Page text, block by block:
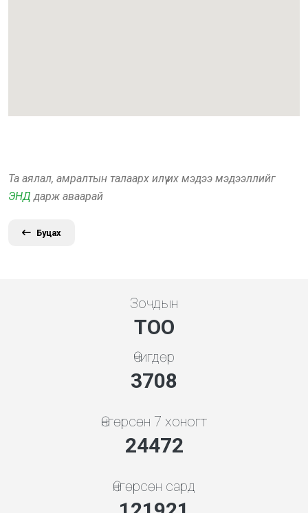
Та аялал, амралтын талаарх илүү их мэдээ мэдээллийг
ЭНД дарж аваарай
Буцах
Зочдын
ТОО
Өчигдөр
4136
Өнгөрсөн 7 хоногт
27296
Өнгөрсөн сард